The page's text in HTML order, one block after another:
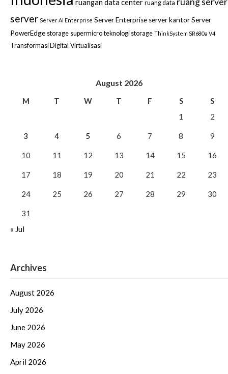
ruangan data center ruang data
server Server AI Enterprise Server Enterprise server kantorServer
PowerEdge storage supermicro teknologi storage ThinkSystem SR680a V4
Transformasi Digital Virtualisasi
August 2026
M T W T F S
S
1
2
3 4 5 6 7 8 9
10 11 12 13 14 15 16
17 18 19 20 21 22 23
24 25 26 27 28 29 30
31
« Jul
Archives
August 2026
July 2026
June 2026
May 2026
April 2026